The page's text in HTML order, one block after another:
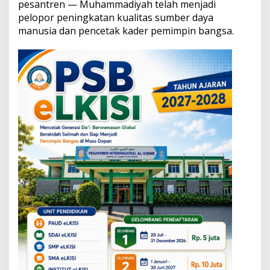
s
i
B
e
u
h
a
m
m
a
d
i
y
a
h
pesantren — Muhammadiyah telah menjadi
pelopor peningkatan kualitas sumber daya
manusia dan pencetak kader pemimpin bangsa.